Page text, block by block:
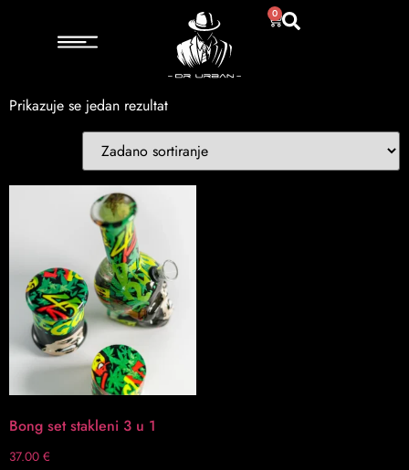
0
/ Proizvod Model / Design 4
Design 4
Prikazuje se jedan rezultat
Bong set stakleni 3 u 1
37.00 €